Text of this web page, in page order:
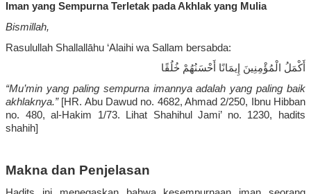
Iman yang Sempurna Terletak padaAkhlak yang Mulia
Bismillah,
Rasulullah Shallallāhu ‘Alaihi wa Sallam bersabda:
أَكْمَلُ الْمُؤْمِنِينَ إِيمَانًا أَحْسَنُهُمْ خُلُقًا
“Mu’min yang paling sempurna imannya adalah yang paling baik
akhlaknya.”[HR. Abu Dawud no. 4682, Ahmad 2/250, Ibnu Hibban
no. 480, al-Hakim 1/73.
Lihat Shahihul Jami’ no. 1230,
hadits
shahih]
Makna dan Penjelasan